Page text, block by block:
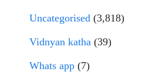
Uncategorised (3,818)
Vidnyan katha (39)
Whats app (7)